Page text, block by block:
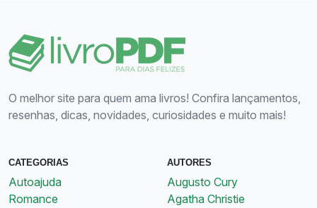
O melhor site para quem ama livros! Confira lançamentos,
resenhas, dicas, novidades, curiosidades e muito mais!
CATEGORIAS
Autoajuda
Romance
AUTORES
Augusto Cury
Agatha Christie